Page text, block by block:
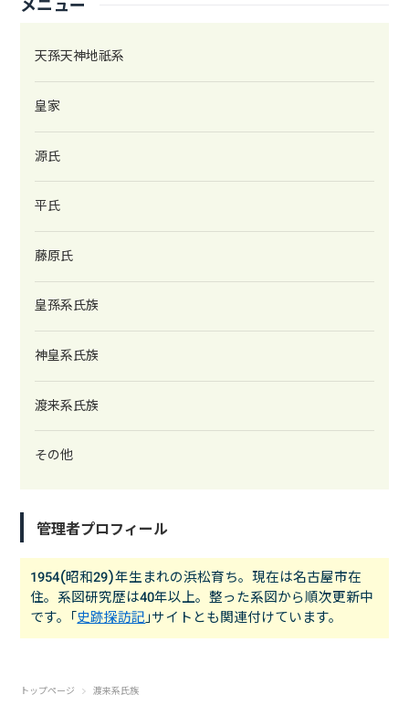
メニュー
天孫天神地祇系
皇家
源氏
平氏
藤原氏
皇孫系氏族
神皇系氏族
渡来系氏族
その他
管理者プロフィール
1954(昭和29)年生まれの浜松育ち。現在は名古屋市在
住。系図研究歴は40年以上。整った系図から順次更新中
です。｢史跡探訪記｣サイトとも関連付けています。
トップページ 渡来系氏族